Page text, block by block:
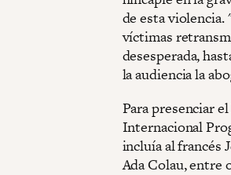
de esta
víctimas
desesperada,
la audiencia la
Para presenciar
Internacional
incluía al francés
Ada Colau, entre